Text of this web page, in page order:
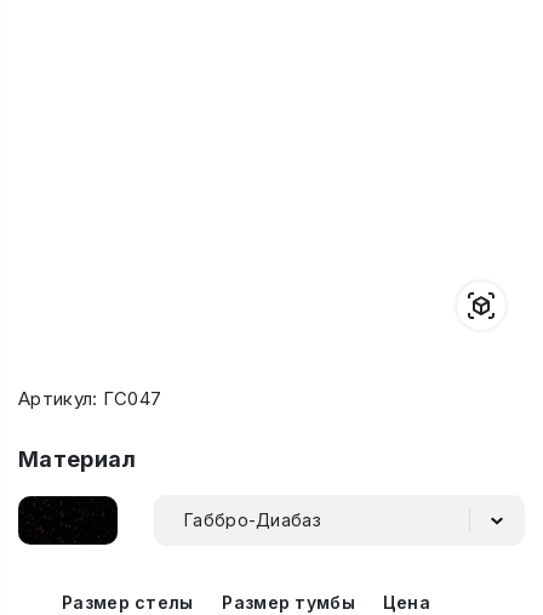
Артикул: ГС047
Материал
Габбро-Диабаз
Размер стелы Размер тумбы Цена